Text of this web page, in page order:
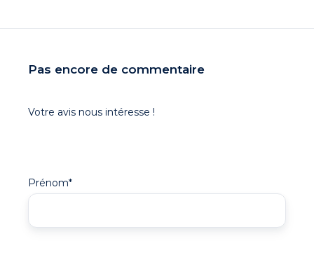
Pas encore de commentaire
Votre avis nous intéresse !
Prénom*